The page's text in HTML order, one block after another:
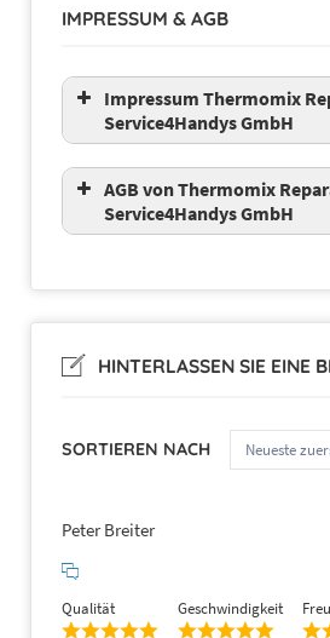
IMPRESSUM & AGB
Impressum Thermomix
Service4Handys GmbH
AGB von Thermomix
Service4Handys GmbH
HINTERLASSEN SIE EINE
SORTIEREN NACH
Peter Breiter
Qualität Geschwindigkeit